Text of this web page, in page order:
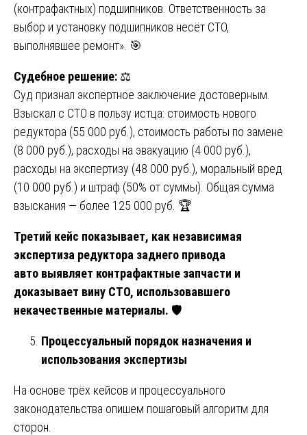
(контрафактных) подшипников. Ответственность за
выбор и установку подшипников несёт СТО,
выполнявшее ремонт». 🎯
Судебное решение: ⚖️
Суд признал экспертное заключение достоверным.
Взыскал с СТО в пользу истца: стоимость нового
редуктора (55 000 руб.), стоимость работы по замене
(8 000 руб.), расходы на эвакуацию (4 000 руб.),
расходы на экспертизу (48 000 руб.), моральный вред
(10 000 руб.) и штраф (50% от суммы). Общая сумма
взыскания — более 125 000 руб. 🏆
Третий кейс показывает, как независимая
экспертиза редуктора заднего привода
авто выявляет контрафактные запчасти и
доказывает вину СТО, использовавшего
некачественные материалы. 🛡️
Процессуальный порядок назначения и
использования экспертизы
На основе трёх кейсов и процессуального
законодательства опишем пошаговый алгоритм для
сторон.